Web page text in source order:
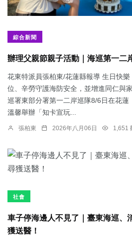
綜合新聞
辦理父親節親子活動｜海巡第一二
花東特派員張柏東/花蓮縣報導 生日快
位、辛勞守護海防安全，並增進同仁與
巡署東部分署第一二岸巡隊8/6日在花蓮
溫馨舉辦「知卡宣玩...
張柏東 2026年八月06日 1,651
社會
車子停海邊人不見了｜臺東海巡、
獲送醫！